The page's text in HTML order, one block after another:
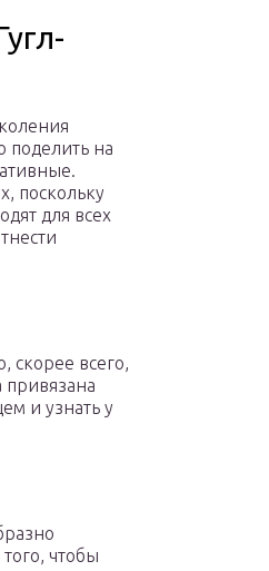
поделить на
поскольку
для всех
скорее всего,
привязана
и узнать у
чтобы